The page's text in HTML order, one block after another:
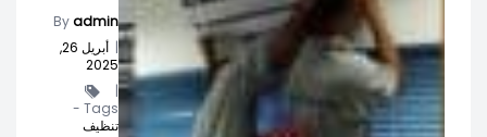
Byadmin
|
أبريل 26,
2025
|
Tags -
تنظيف